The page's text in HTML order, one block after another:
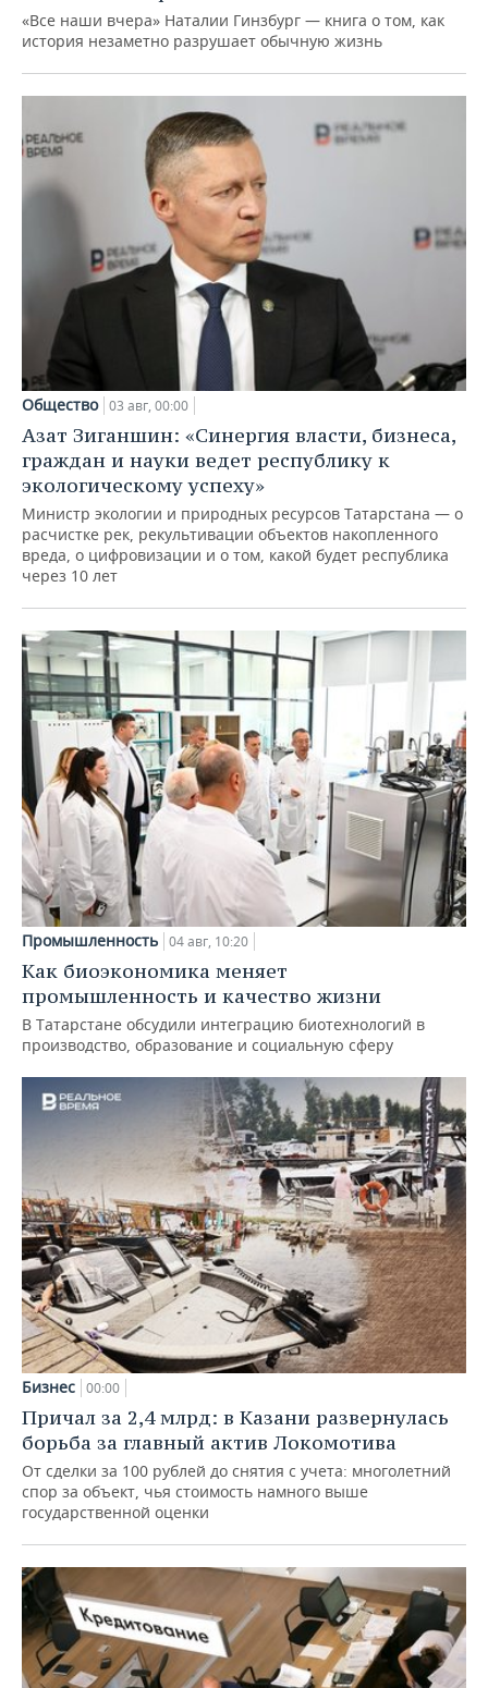
«Все наши вчера» Наталии Гинзбург — книга о том, как
история незаметно разрушает обычную жизнь
Общество 03 авг, 00:00
Азат Зиганшин: «Синергия власти, бизнеса,
граждан и науки ведет республику к
экологическому успеху»
Министр экологии и природных ресурсов Татарстана — о
расчистке рек, рекультивации объектов накопленного
вреда, о цифровизации и о том, какой будет республика
через 10 лет
Промышленность 04 авг, 10:20
Как биоэкономика меняет
промышленность и качество жизни
В Татарстане обсудили интеграцию биотехнологий в
производство, образование и социальную сферу
Бизнес 00:00
Причал за 2,4 млрд: в Казани развернулась
борьба за главный актив Локомотива
От сделки за 100 рублей до снятия с учета: многолетний
спор за объект, чья стоимость намного выше
государственной оценки